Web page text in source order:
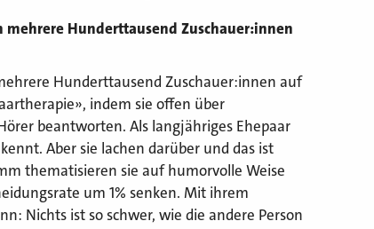
Hunderttausend Zuschauer:innen
Hunderttausend Zuschauer:innen auf
indem sie offen über
beantworten. Als langjähriges Ehepaar
Aber sie lachen darüber und das ist
thematisieren sie auf humorvolle Weise
um 1% senken. Mit ihrem
Nichts ist so schwer, wie die andere Person